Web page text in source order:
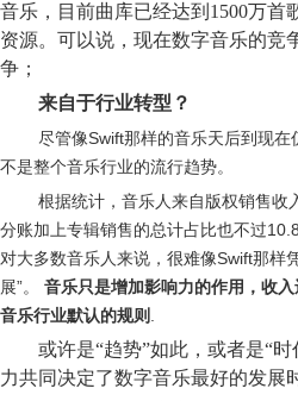
音乐，目前曲库已经达到1500万首
资源。可以说，现在数字音乐的竞
争；
来自于行业转型？
尽管像Swift那样的音乐天后到现
不是整个音乐行业的流行趋势。
根据统计，音乐人来自版权销售收
分账加上专辑销售的总计占比也不过
对大多数音乐人来说，很难像Swift那样
展”。 音乐只是增加影响力的作用，收
音乐行业默认的规则
或许是“趋势”如此，或者是“
力共同决定了数字音乐最好的发展